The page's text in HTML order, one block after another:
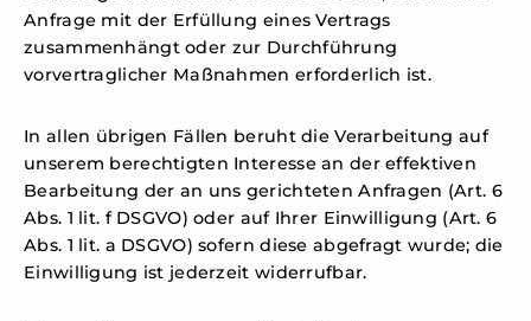
Anfrage mit der Erfüllung eines Vertrags
zusammenhängt oder zur Durchführung
vorvertraglicher Maßnahmen erforderlich ist.
In allen übrigen Fällen beruht die Verarbeitung auf
unserem berechtigten Interesse an der effektiven
Bearbeitung der an uns gerichteten Anfragen (Art. 6
Abs. 1 lit. f DSGVO) oder auf Ihrer Einwilligung (Art. 6
Abs. 1 lit. a DSGVO) sofern diese abgefragt wurde; die
Einwilligung ist jederzeit widerrufbar.